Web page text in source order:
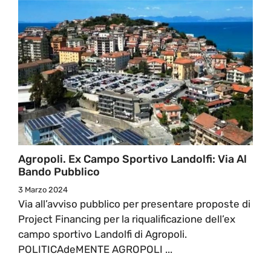
Agropoli. Ex Campo Sportivo Landolfi: Via Al
Bando Pubblico
3 Marzo 2024
Via all’avviso pubblico per presentare proposte di
Project Financing per la riqualificazione dell’ex
campo sportivo Landolfi di Agropoli.
POLITICAdeMENTE AGROPOLI ...